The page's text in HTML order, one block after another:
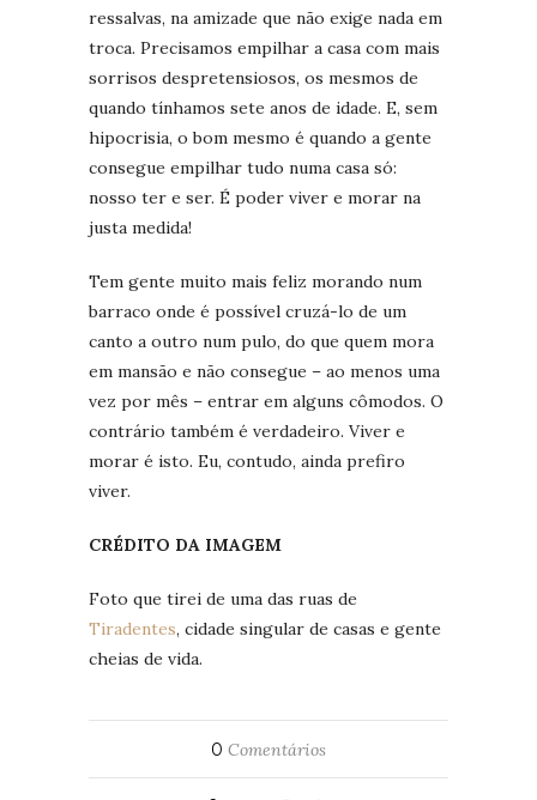
ressalvas, na amizade que não exige nada em
troca. Precisamos empilhar a casa com mais
sorrisos despretensiosos, os mesmos de
quando tínhamos sete anos de idade. E, sem
hipocrisia, o bom mesmo é quando a gente
consegue empilhar tudo numa casa só:
nosso ter e ser. É poder viver e morar na
justa medida!
Tem gente muito mais feliz morando num
barraco onde é possível cruzá-lo de um
canto a outro num pulo, do que quem mora
em mansão e não consegue – ao menos uma
vez por mês – entrar em alguns cômodos. O
contrário também é verdadeiro. Viver e
morar é isto. Eu, contudo, ainda prefiro
viver.
CRÉDITO DA IMAGEM
Foto que tirei de uma das ruas de
Tiradentes, cidade singular de casas e gente
cheias de vida.
0 Comentários